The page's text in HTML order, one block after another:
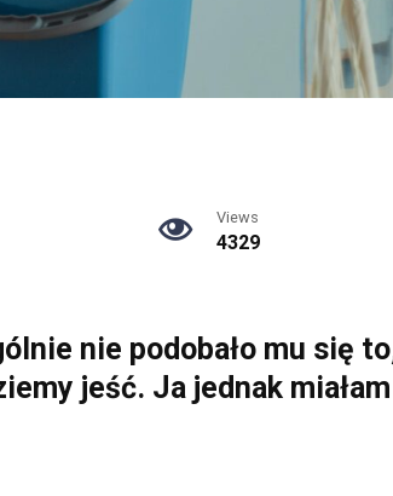
Views
4329
nie podobało mu się
jeść. Ja jednak